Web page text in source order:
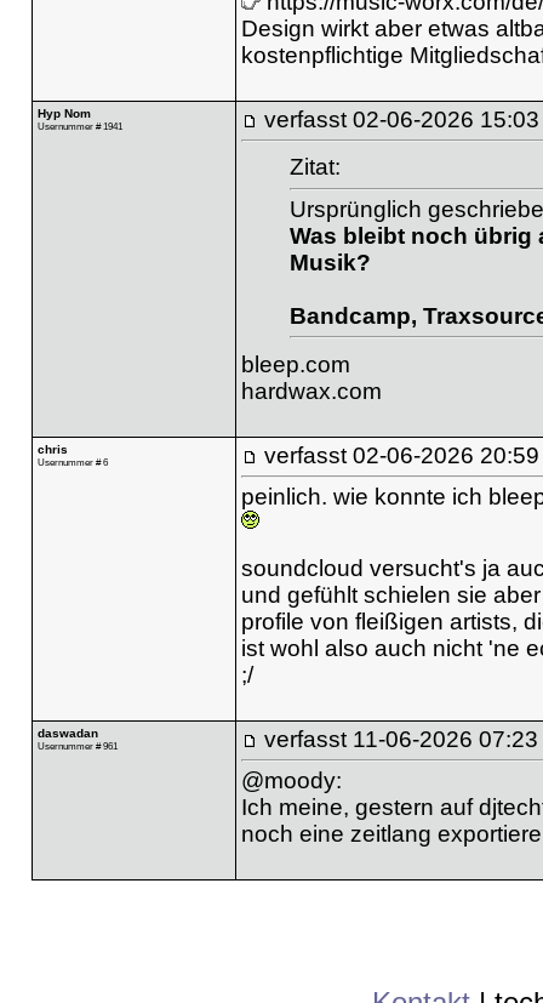
Design wirkt aber etwas
kostenpflichtige
Hyp Nom
Usernummer # 1941 verfasst 02-06-2026 15:03
Zitat:
Ursprünglich
Was bleibt noch übrig
Musik?
Bandcamp,
bleep.com
hardwax.com
chris
Usernummer # 6 verfasst 02-06-2026 20:59
peinlich. wie konnte ich
soundcloud versucht's ja
und gefühlt schielen sie
profile von fleißigen artists,
ist wohl also auch nicht 'ne
;/
daswadan
Usernummer # 961 verfasst 11-06-2026 07:23
@moody:
Ich meine, gestern auf
noch eine zeitlang